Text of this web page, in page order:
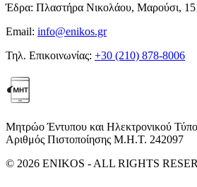
Έδρα: Πλαστήρα Νικολάου, Μαρούσι,
Email: info@enikos.gr
Τηλ. Επικοινωνίας: +30 (210) 878-8006
Μητρώο Έντυπου και Ηλεκτρονικού
Αριθμός Πιστοποίησης Μ.Η.Τ. 242097
© 2026 ENIKOS - ALL RIGHTS